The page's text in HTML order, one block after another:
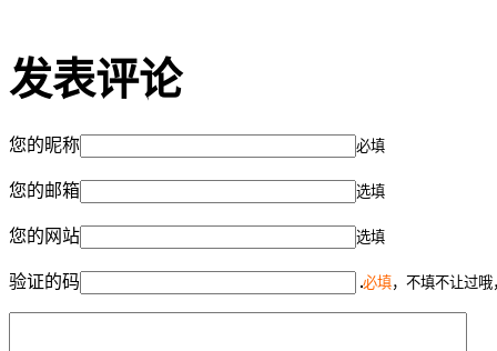
发表评论
您的昵称 必填
您的邮箱 选填
您的网站 选填
验证的码 必填，不填不让过